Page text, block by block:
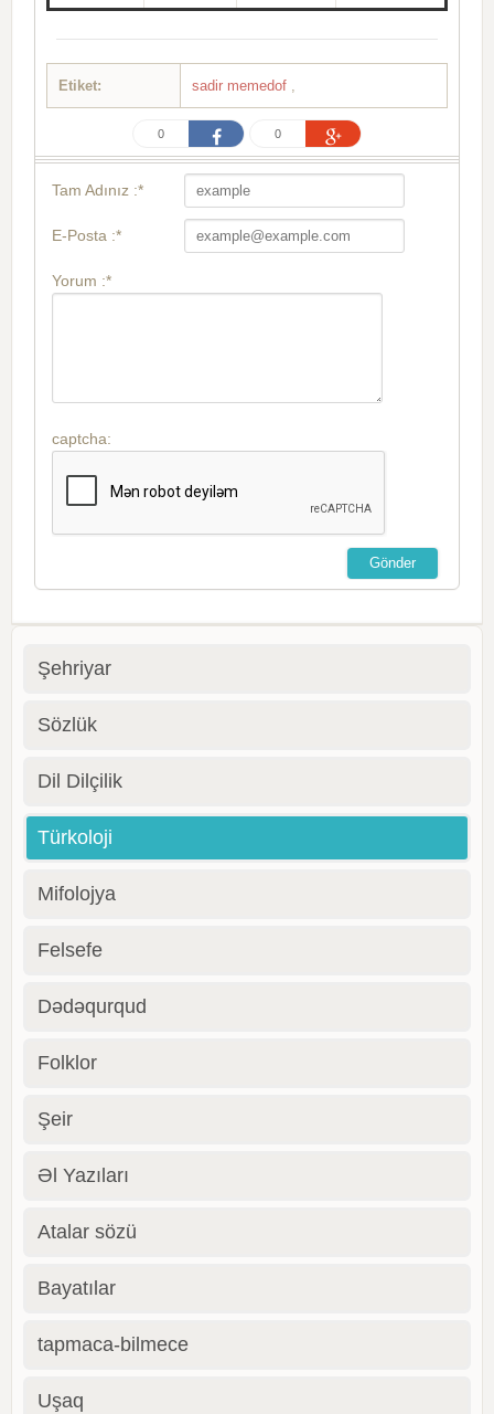
Etiket: sadir memedof
0 0
Tam Adınız :*
E-Posta :*
Yorum :*
captcha:
Şehriyar
Sözlük
Dil Dilçilik
Türkoloji
Mifolojya
Felsefe
Dədəqurqud
Folklor
Şeir
Əl Yazıları
Atalar sözü
Bayatılar
tapmaca-bilmece
Uşaq